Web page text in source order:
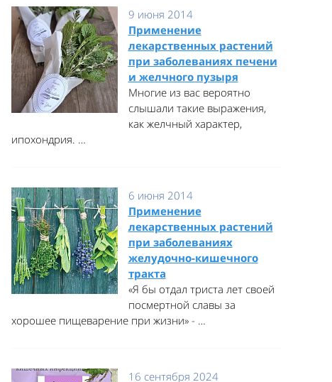
9 июня 2014
Применение
лекарственных растений
при заболеваниях печени
и желчного пузыря
Многие из вас вероятно
слышали такие выражения,
как желчный характер,
ипохондрия. …
6 июня 2014
Применение
лекарственных растений
при заболеваниях
желудочно-кишечного
тракта
«Я бы отдал триста лет своей
посмертной славы за
хорошее пищеварение при жизни» - …
16 сентября 2024